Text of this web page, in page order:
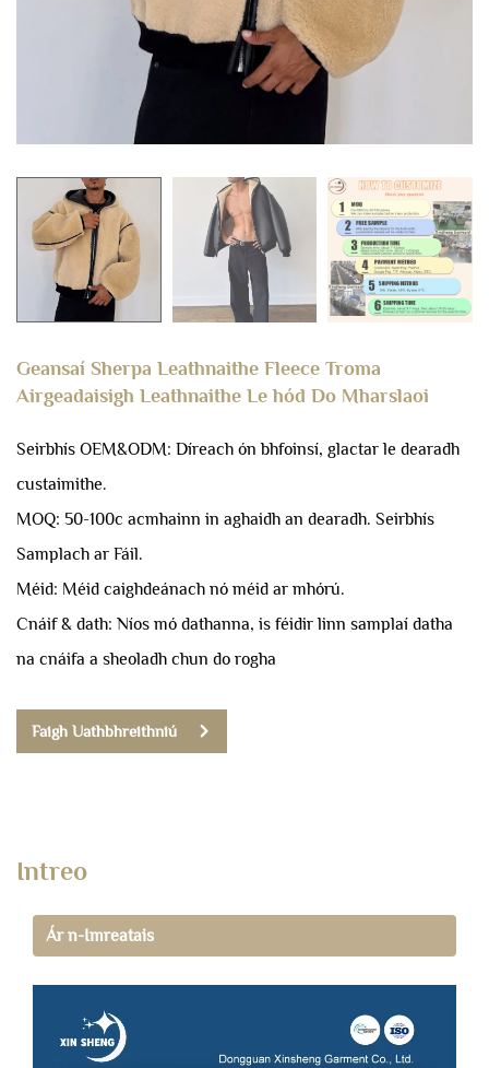
Geansaí Sherpa Leathnaithe Fleece Troma
Airgeadaisigh Leathnaithe Le hód Do Mharslaoi
Seirbhís OEM&ODM: Díreach ón bhfoinsí, glactar le dearadh
custaimithe.
MOQ: 50-100c acmhainn in aghaidh an dearadh. Seirbhís
Samplach ar Fáil.
Méid: Méid caighdeánach nó méid ar mhórú.
Cnáif & dath: Níos mó dathanna, is féidir linn samplaí datha
na cnáifa a sheoladh chun do rogha
Faigh Uathbhreithniú
Intreo
Ár n-Imreatais